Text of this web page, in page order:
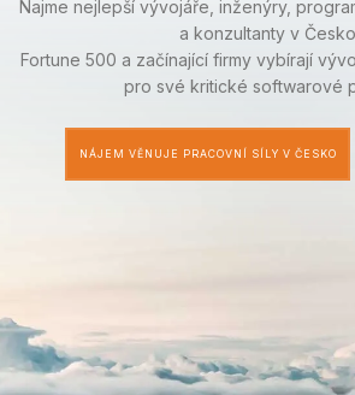
Najme nejlepší vývojáře, inženýry,
a konzultanty v
Fortune 500 a začínající firmy vybírají
pro své kritické softwarové
NÁJEM VĚNUJE PRACOVNÍ SÍLY V ČESKO